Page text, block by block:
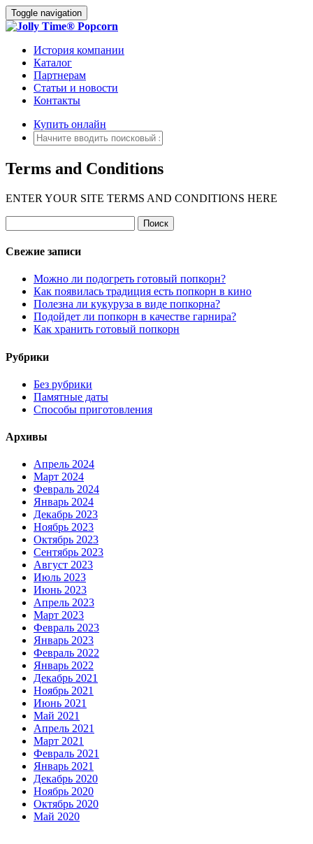
Toggle navigation
История компании
Каталог
Партнерам
Статьи и новости
Контакты
Купить онлайн
Terms and Conditions
ENTER YOUR SITE TERMS AND CONDITIONS HERE
Свежие записи
Можно ли подогреть готовый попкорн?
Как появилась традиция есть попкорн в кино
Полезна ли кукуруза в виде попкорна?
Подойдет ли попкорн в качестве гарнира?
Как хранить готовый попкорн
Рубрики
Без рубрики
Памятные даты
Способы приготовления
Архивы
Апрель 2024
Март 2024
Февраль 2024
Январь 2024
Декабрь 2023
Ноябрь 2023
Октябрь 2023
Сентябрь 2023
Август 2023
Июль 2023
Июнь 2023
Апрель 2023
Март 2023
Февраль 2023
Январь 2023
Февраль 2022
Январь 2022
Декабрь 2021
Ноябрь 2021
Июнь 2021
Май 2021
Апрель 2021
Март 2021
Февраль 2021
Январь 2021
Декабрь 2020
Ноябрь 2020
Октябрь 2020
Май 2020